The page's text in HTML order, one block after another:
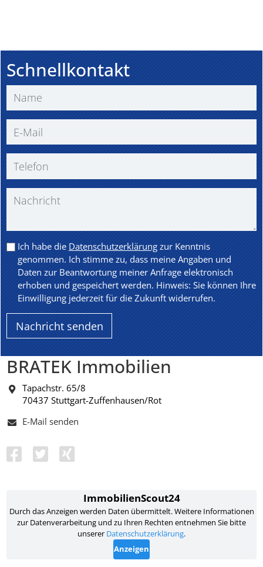
Schnellkontakt
Ich habe dieDatenschutzerklärungzur Kenntnis
genommen. Ich stimme zu, dass meine Angaben und
Daten zur Beantwortung meiner Anfrage elektronisch
erhoben und gespeichert werden. Hinweis: Sie können Ihre
Einwilligung jederzeit für die Zukunft widerrufen.
BRATEK Immobilien
Tapachstr. 65/8
70437 Stuttgart-Zuffenhausen/Rot
E-Mail senden